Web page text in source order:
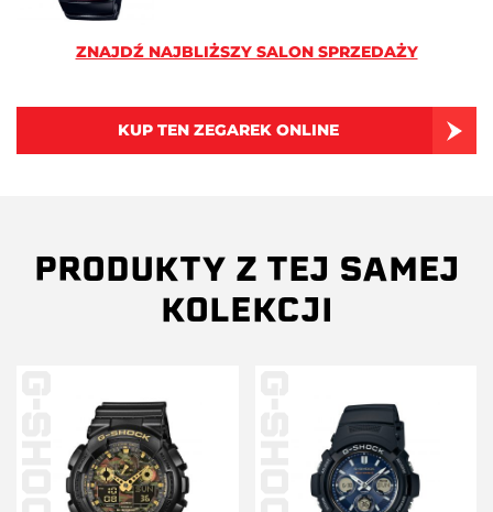
ZNAJDŹ NAJBLIŻSZY SALON SPRZEDAŻY
KUP TEN ZEGAREK ONLINE
PRODUKTY Z TEJ SAMEJ
KOLEKCJI